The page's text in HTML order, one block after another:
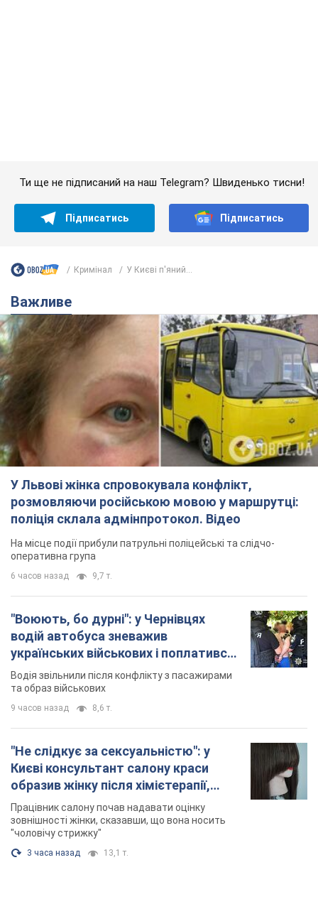
У Львові жінка спровокувала конфлікт,
розмовляючи російською мовою у маршрутці:
поліція склала адмінпротокол. Відео
На місце події прибули патрульні поліцейські та слідчо-
оперативна група
"Воюють, бо дурні": у Чернівцях
водій автобуса зневажив
українських військових і поплатився.
Відео
Водія звільнили після конфлікту з пасажирами
та образ військових
9 часов назад 8,6 т.
"Не слідкує за сексуальністю": у
Києві консультант салону краси
образив жінку після хімієтерапії,
розгорівся скандал. Фото
Працівник салону почав надавати оцінку
зовнішності жінки, сказавши, що вона носить
"чоловічу стрижку"